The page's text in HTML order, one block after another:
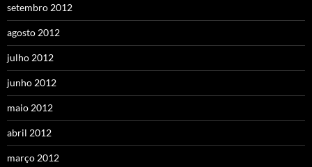
setembro 2012
agosto 2012
julho 2012
junho 2012
maio 2012
abril 2012
março 2012